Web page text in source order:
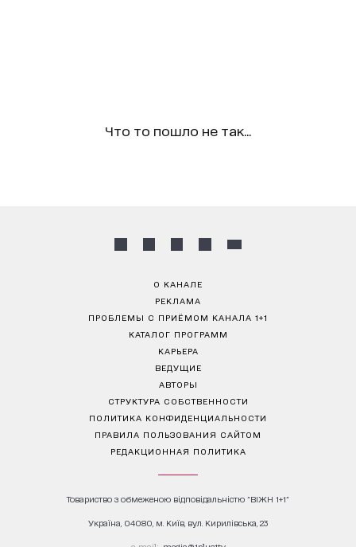
Что то пошло не так...
О КАНАЛЕ
РЕКЛАМА
ПРОБЛЕМЫ С ПРИЁМОМ КАНАЛА 1+1
КАТАЛОГ ПРОГРАММ
КАРЬЕРА
ВЕДУЩИЕ
АВТОРЫ
СТРУКТУРА СОБСТВЕННОСТИ
ПОЛИТИКА КОНФИДЕНЦИАЛЬНОСТИ
ПРАВИЛА ПОЛЬЗОВАНИЯ САЙТОМ
РЕДАКЦИОННАЯ ПОЛИТИКА
Товариство з обмеженою відповідальністю "ВІЖН 1+1"
Україна, 04080, м. Київ, вул. Кирилівська, 23